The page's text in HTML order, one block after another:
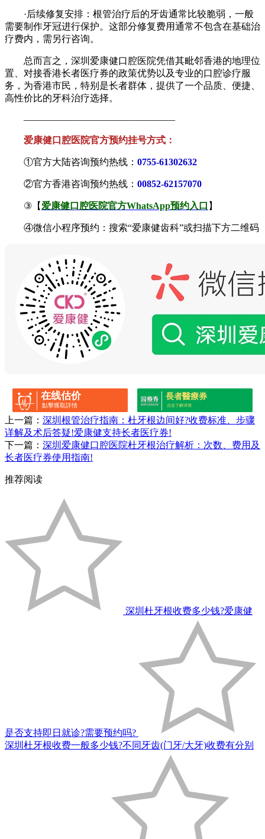
·后续修复安排：根管治疗后的牙齿通常比较脆弱，一般
需要制作牙冠进行保护。这部分修复费用通常不包含在基础治
疗费内，需另行咨询。
总而言之，深圳爱康健口腔医院凭借其毗邻香港的地理位
置、对接香港长者医疗券的政策优势以及专业的口腔诊疗服
务，为香港市民，特别是长者群体，提供了一个品质、便捷、
高性价比的牙科治疗选择。
————————————————
爱康健口腔医院官方预约挂号方式：
①官方大陆咨询预约热线： 0755-61302632
②官方香港咨询预约热线： 00852-62157070
③【 爱康健口腔医院官方WhatsApp预约入口 】
④微信小程序预约：搜索“爱康健齿科”或扫描下方二维码
在线估价
點擊獲取詳情
長者醫療券
点击了解详情
上一篇： 深圳根管治疗指南：杜牙根边间好?收费标准、步骤
详解及术后答疑!爱康健支持长者医疗券!
下一篇： 深圳爱康健口腔医院杜牙根治疗解析：次数、费用及
长者医疗券使用指南!
推荐阅读
深圳杜牙根收费多少钱?爱康健
是否支持即日就诊?需要预约吗?
深圳杜牙根收费一般多少钱?不同牙齿(门牙/大牙)收费有分别